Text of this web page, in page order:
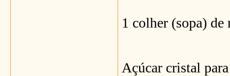
1 colher (sopa) de
Açúcar cristal